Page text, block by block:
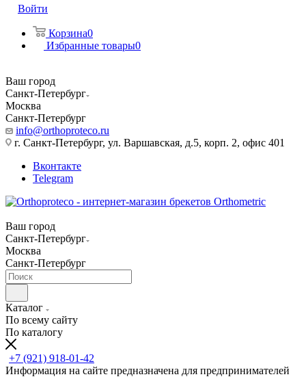
Войти
Корзина0
Избранные товары0
Ваш город
Санкт-Петербург
Москва
Санкт-Петербург
info@orthoproteco.ru
г. Санкт-Петербург, ул. Варшавская, д.5, корп. 2, офис 401
Вконтакте
Telegram
Ваш город
Санкт-Петербург
Москва
Санкт-Петербург
Каталог
По всему сайту
По каталогу
+7 (921) 918-01-42
Информация на сайте предназначена для предпринимателей